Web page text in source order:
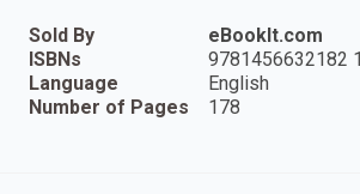
Sold By
eBookIt.com
ISBNs
9781456632182
Language
English
Number of Pages
178